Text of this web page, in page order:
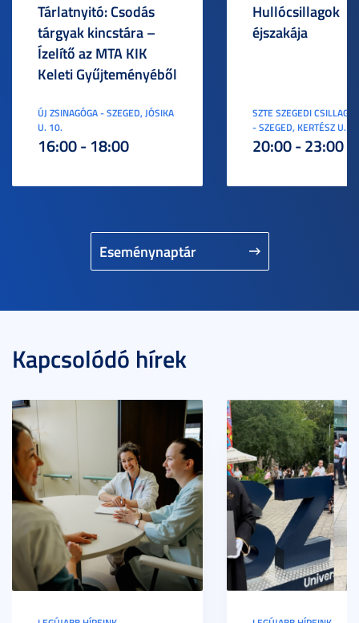
Eseménynaptár
Tárlatnyitó: Csodás
tárgyak kincstára –
Ízelítő az MTA KIK
Keleti Gyűjteményéből
ÚJ ZSINAGÓGA - SZEGED, JÓSIKA
U. 10.
16:00 - 18:00
Hullócsillagok
éjszakája
SZTE SZEGEDI
- SZEGED, KERTÉSZ U. 3.
20:00 - 23:00
Kapcsolódó hírek